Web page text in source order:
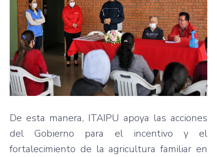
De esta manera, ITAIPU apoya las acciones
del Gobierno para el incentivo y el
fortalecimiento de la agricultura familiar en